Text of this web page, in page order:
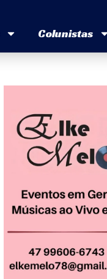
Colunistas